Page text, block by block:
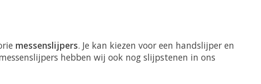
messenslijpers. Je kan kiezen voor een handslijper en
hebben wij ook nog slijpstenen in ons